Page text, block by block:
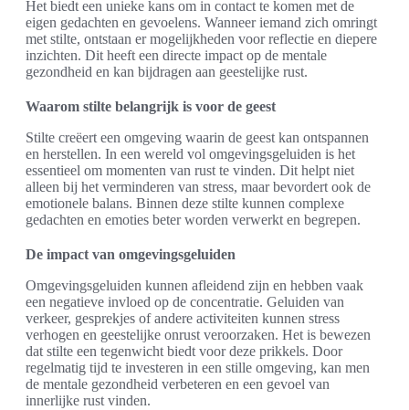
Het biedt een unieke kans om in contact te komen met de
eigen gedachten en gevoelens. Wanneer iemand zich omringt
met stilte, ontstaan er mogelijkheden voor reflectie en diepere
inzichten. Dit heeft een directe impact op de mentale
gezondheid en kan bijdragen aan geestelijke rust.
Waarom stilte belangrijk is voor de geest
Stilte creëert een omgeving waarin de geest kan ontspannen
en herstellen. In een wereld vol omgevingsgeluiden is het
essentieel om momenten van rust te vinden. Dit helpt niet
alleen bij het verminderen van stress, maar bevordert ook de
emotionele balans. Binnen deze stilte kunnen complexe
gedachten en emoties beter worden verwerkt en begrepen.
De impact van omgevingsgeluiden
Omgevingsgeluiden kunnen afleidend zijn en hebben vaak
een negatieve invloed op de concentratie. Geluiden van
verkeer, gesprekjes of andere activiteiten kunnen stress
verhogen en geestelijke onrust veroorzaken. Het is bewezen
dat stilte een tegenwicht biedt voor deze prikkels. Door
regelmatig tijd te investeren in een stille omgeving, kan men
de mentale gezondheid verbeteren en een gevoel van
innerlijke rust vinden.